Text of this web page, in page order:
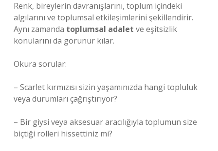
Renk, bireylerin davranışlarını, toplum içindeki
algılarını ve toplumsal etkileşimlerini şekillendirir.
Aynı zamanda toplumsal adalet ve eşitsizlik
konularını da görünür kılar.
Okura sorular:
– Scarlet kırmızısı sizin yaşamınızda hangi topluluk
veya durumları çağrıştırıyor?
– Bir giysi veya aksesuar aracılığıyla toplumun size
biçtiği rolleri hissettiniz mi?